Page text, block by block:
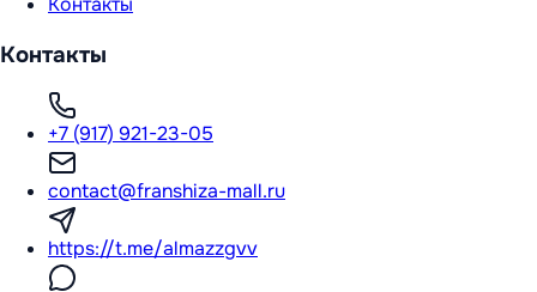
Контакты
+7 (917) 921-23-05
contact@franshiza-mall.ru
https://t.me/almazzgvv